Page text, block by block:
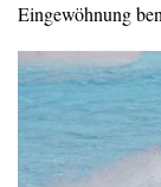
Eingewöhnung